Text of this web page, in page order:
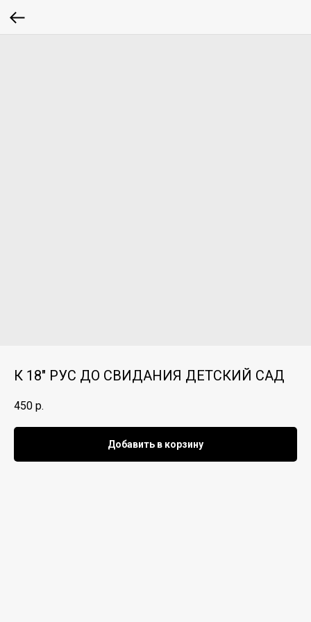
К 18" РУС ДО СВИДАНИЯ ДЕТСКИЙ САД
450 р.
Добавить в корзину